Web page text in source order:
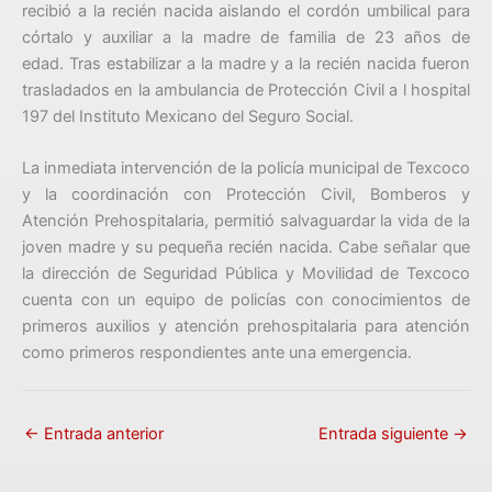
recibió a la recién nacida aislando el cordón umbilical para
córtalo y auxiliar a la madre de familia de 23 años de
edad. Tras estabilizar a la madre y a la recién nacida fueron
trasladados en la ambulancia de Protección Civil a l hospital
197 del Instituto Mexicano del Seguro Social.
La inmediata intervención de la policía municipal de Texcoco
y la coordinación con Protección Civil, Bomberos y
Atención Prehospitalaria, permitió salvaguardar la vida de la
joven madre y su pequeña recién nacida. Cabe señalar que
la dirección de Seguridad Pública y Movilidad de Texcoco
cuenta con un equipo de policías con conocimientos de
primeros auxilios y atención prehospitalaria para atención
como primeros respondientes ante una emergencia.
← Entrada anterior Entrada siguiente →